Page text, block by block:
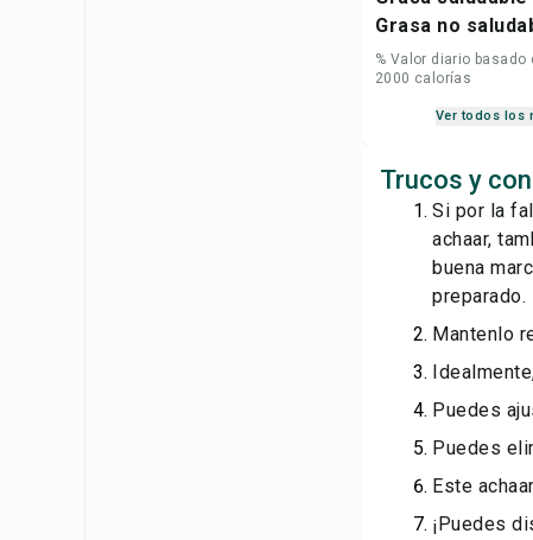
Grasa no
% Valor diario basado
2000 calorías
Ver todos los
Trucos y
Si por la
achaar,
buena
preparado.
Mantenlo
Puedes
Puedes
Este
¡Puedes